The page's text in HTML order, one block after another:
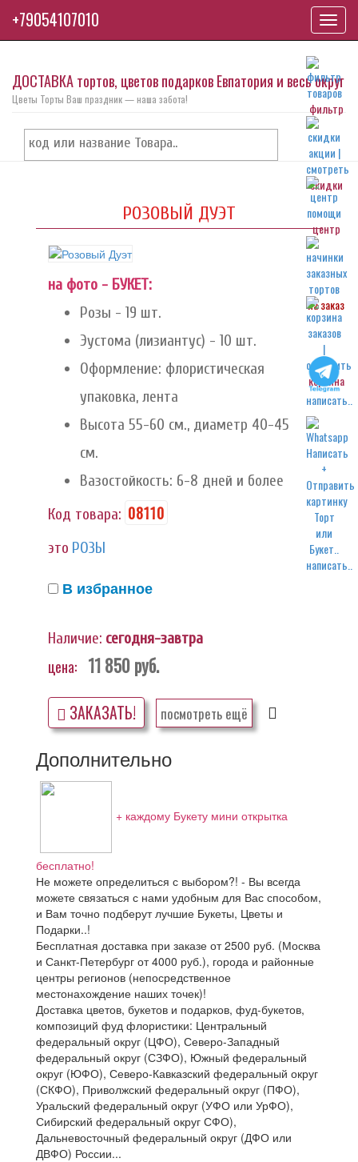
фильтр
скидки
центр
на заказ
корзина
написать..
написать..
ДОСТАВКА тортов, цветов подарков Евпатория и весь округ
Цветы Торты Ваш праздник — наша забота!
РОЗОВЫЙ ДУЭТ
на фото - БУКЕТ:
Розы - 19 шт.
Эустома (лизиантус) - 10 шт.
Оформление: флористическая
упаковка, лента
Высота 55-60 см., диаметр 40-45
см.
Вазостойкость: 6-8 дней и более
Код товара: 08110
это РОЗЫ
В избранное
Наличие: сегодня-завтра
цена: 11 850руб.
ЗАКАЗАТЬ! посмотреть ещё
Дополнительно
+ каждому Букету мини открытка
бесплатно!
Не можете определиться с выбором?! - Вы всегда
можете связаться с нами удобным для Вас способом,
и Вам точно подберут лучшие Букеты, Цветы и
Подарки..!
Бесплатная доставка при заказе от 2500 руб. (Москва
и Санкт-Петербург от 4000 руб.), города и районные
центры регионов (непосредственное
местонахождение наших точек)!
Доставка цветов, букетов и подарков, фуд-букетов,
композиций фуд флористики: Центральный
федеральный округ (ЦФО), Северо-Западный
федеральный округ (СЗФО), Южный федеральный
округ (ЮФО), Северо-Кавказский федеральный округ
(СКФО), Приволжский федеральный округ (ПФО),
Уральский федеральный округ (УФО или УрФО),
Сибирский федеральный округ СФО),
Дальневосточный федеральный округ (ДФО или
ДВФО) России...
+79054107010